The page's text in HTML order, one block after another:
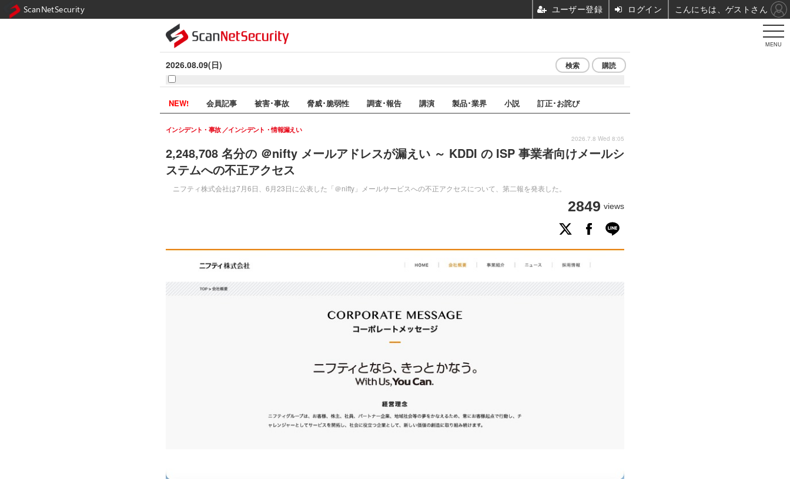
MENU
2026.08.09(日) 検索 購読
NEW! 会員記事 被害･事故 脅威･脆弱性 調査･報告 講演 製品･業界 小説 訂正･お詫び
2,248,708 名分の ＠nifty メールアドレスが漏えい ～ KDDI の ISP 事業者向けメールシ
ステムへの不正アクセス
ニフティ株式会社は7月6日、6月23日に公表した「＠nifty」メールサービスへの不正アクセスについて、第二報を発表した。
インシデント・事故 インシデント・情報漏えい
2849 views
2026.7.8 Wed 8:05
ScanNetSecurity ユーザー登録 ログイン こんにちは、ゲストさん